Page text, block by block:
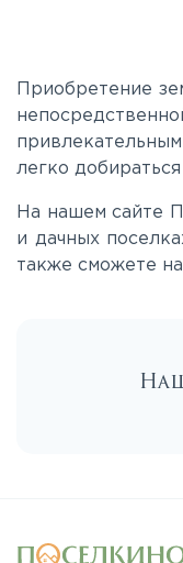
Приобретение
легко
На нашем сайте
и дачных
также сможете